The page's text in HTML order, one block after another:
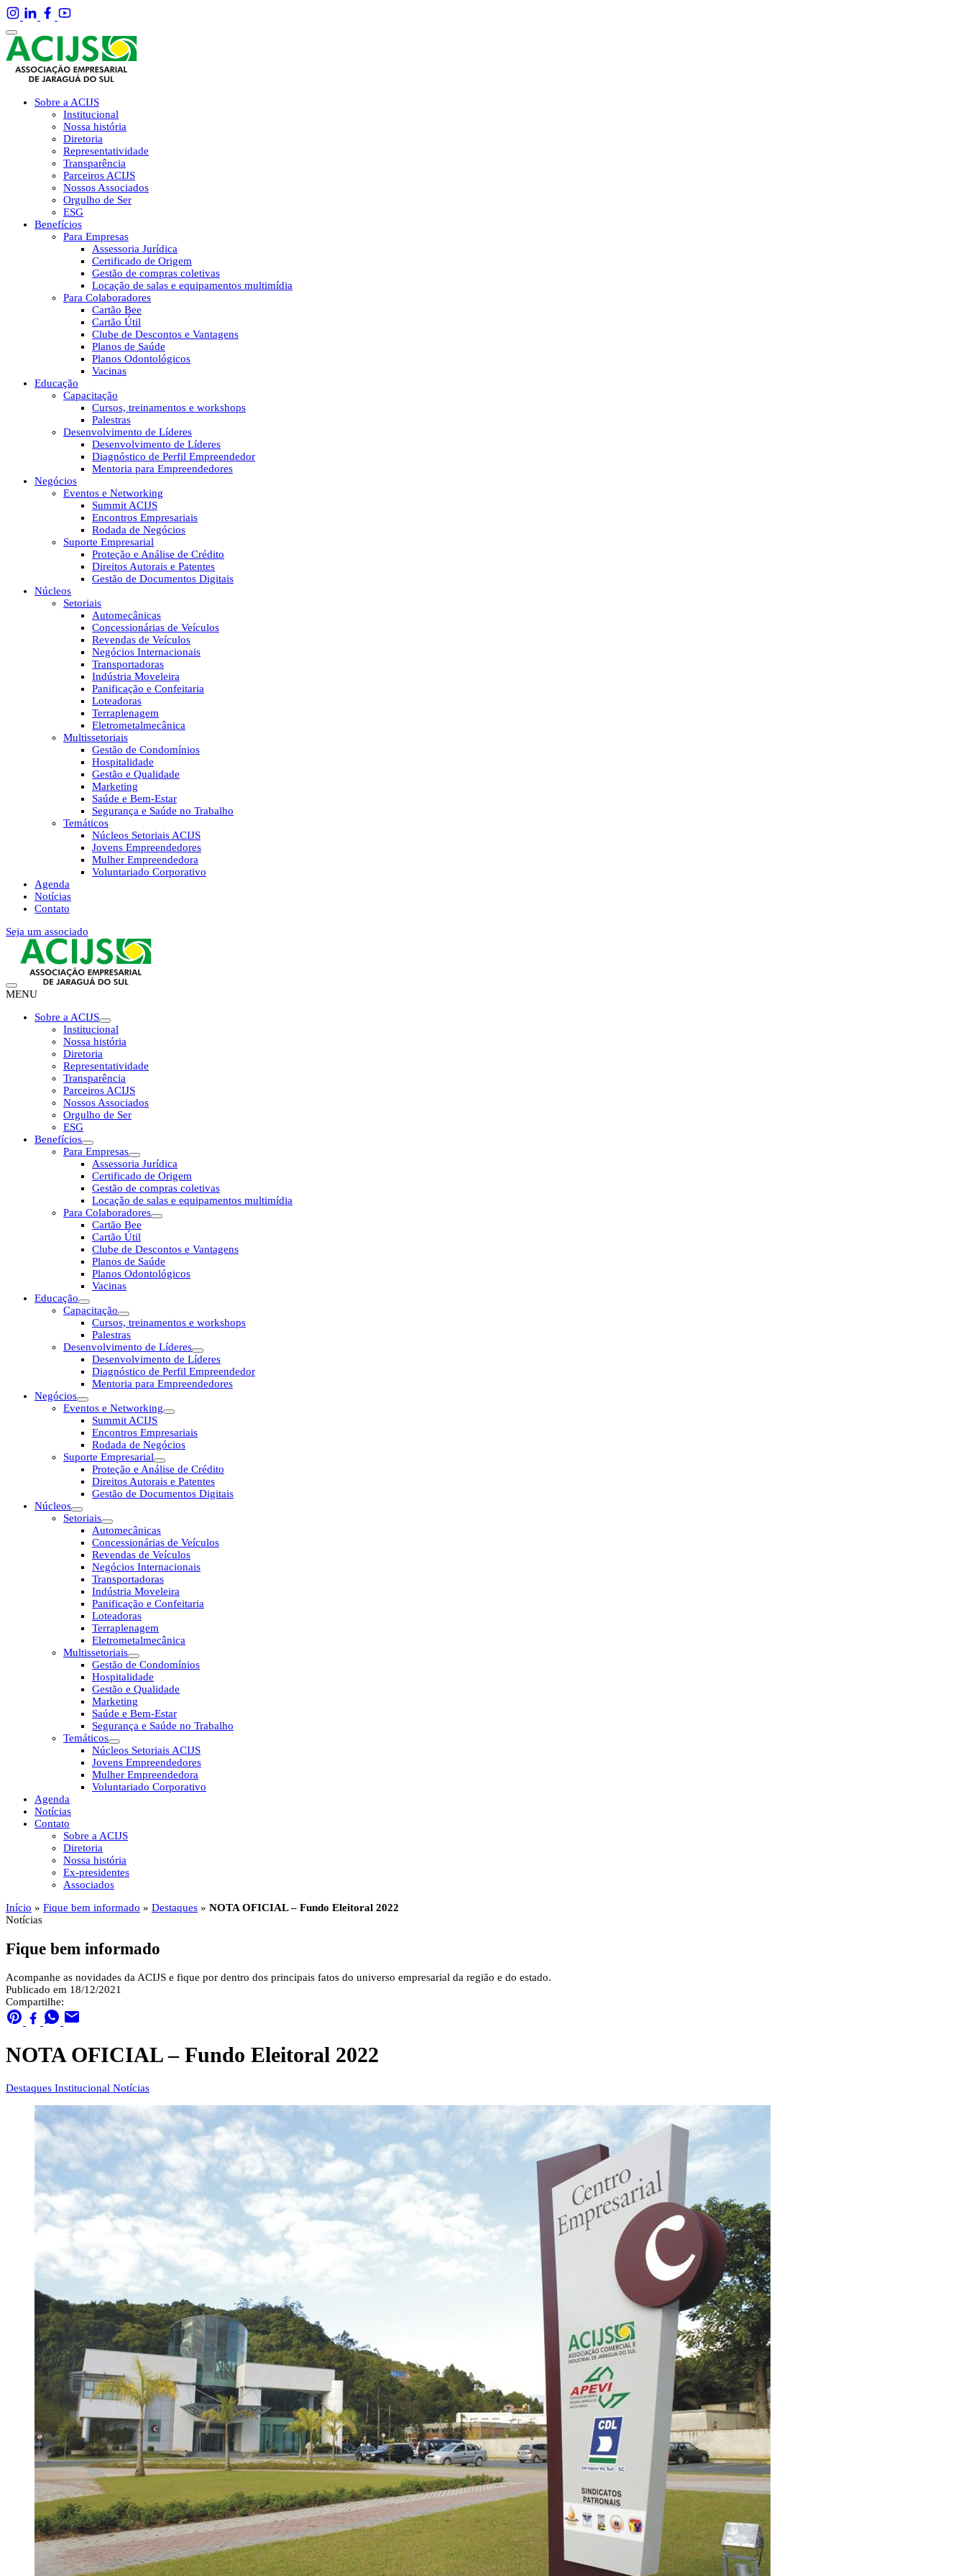
Sobre a ACIJS
Institucional
Nossa história
Diretoria
Representatividade
Transparência
Parceiros ACIJS
Nossos Associados
Orgulho de Ser
ESG
Benefícios
Para Empresas
Assessoria Jurídica
Certificado de Origem
Gestão de compras coletivas
Locação de salas e equipamentos multimídia
Para Colaboradores
Cartão Bee
Cartão Útil
Clube de Descontos e Vantagens
Planos de Saúde
Planos Odontológicos
Vacinas
Educação
Capacitação
Cursos, treinamentos e workshops
Palestras
Desenvolvimento de Líderes
Desenvolvimento de Líderes
Diagnóstico de Perfil Empreendedor
Mentoria para Empreendedores
Negócios
Eventos e Networking
Summit ACIJS
Encontros Empresariais
Rodada de Negócios
Suporte Empresarial
Proteção e Análise de Crédito
Direitos Autorais e Patentes
Gestão de Documentos Digitais
Núcleos
Setoriais
Automecânicas
Concessionárias de Veículos
Revendas de Veículos
Negócios Internacionais
Transportadoras
Indústria Moveleira
Panificação e Confeitaria
Loteadoras
Terraplenagem
Eletrometalmecânica
Multissetoriais
Gestão de Condomínios
Hospitalidade
Gestão e Qualidade
Marketing
Saúde e Bem-Estar
Segurança e Saúde no Trabalho
Temáticos
Núcleos Setoriais ACIJS
Jovens Empreendedores
Mulher Empreendedora
Voluntariado Corporativo
Agenda
Notícias
Contato
Seja um associado
MENU
Sobre a ACIJS
Institucional
Nossa história
Diretoria
Representatividade
Transparência
Parceiros ACIJS
Nossos Associados
Orgulho de Ser
ESG
Benefícios
Para Empresas
Assessoria Jurídica
Certificado de Origem
Gestão de compras coletivas
Locação de salas e equipamentos multimídia
Para Colaboradores
Cartão Bee
Cartão Útil
Clube de Descontos e Vantagens
Planos de Saúde
Planos Odontológicos
Vacinas
Educação
Capacitação
Cursos, treinamentos e workshops
Palestras
Desenvolvimento de Líderes
Desenvolvimento de Líderes
Diagnóstico de Perfil Empreendedor
Mentoria para Empreendedores
Negócios
Eventos e Networking
Summit ACIJS
Encontros Empresariais
Rodada de Negócios
Suporte Empresarial
Proteção e Análise de Crédito
Direitos Autorais e Patentes
Gestão de Documentos Digitais
Núcleos
Setoriais
Automecânicas
Concessionárias de Veículos
Revendas de Veículos
Negócios Internacionais
Transportadoras
Indústria Moveleira
Panificação e Confeitaria
Loteadoras
Terraplenagem
Eletrometalmecânica
Multissetoriais
Gestão de Condomínios
Hospitalidade
Gestão e Qualidade
Marketing
Saúde e Bem-Estar
Segurança e Saúde no Trabalho
Temáticos
Núcleos Setoriais ACIJS
Jovens Empreendedores
Mulher Empreendedora
Voluntariado Corporativo
Agenda
Notícias
Contato
Sobre a ACIJS
Diretoria
Nossa história
Ex-presidentes
Associados
Início » Fique bem informado » Destaques » NOTA OFICIAL – Fundo Eleitoral 2022
Notícias
Fique bem informado
Acompanhe as novidades da ACIJS e fique por dentro dos principais fatos do universo empresarial da região e do estado.
Publicado em 18/12/2021
Compartilhe:
NOTA OFICIAL – Fundo Eleitoral 2022
Destaques Institucional Notícias